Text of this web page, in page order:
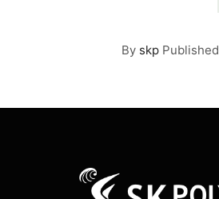
By skp Published